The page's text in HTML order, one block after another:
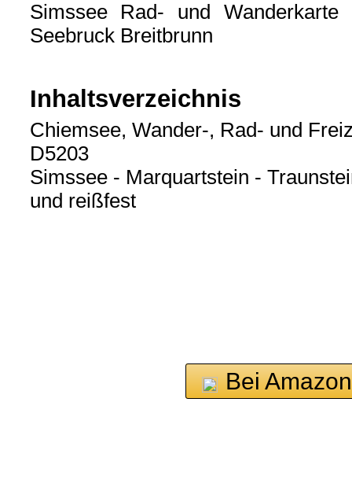
Simssee Rad- und Wanderkarte
Seebruck Breitbrunn
Inhaltsverzeichnis
Chiemsee, Wander-, Rad- und
D5203
Simssee - Marquartstein -
und reißfest
Bei